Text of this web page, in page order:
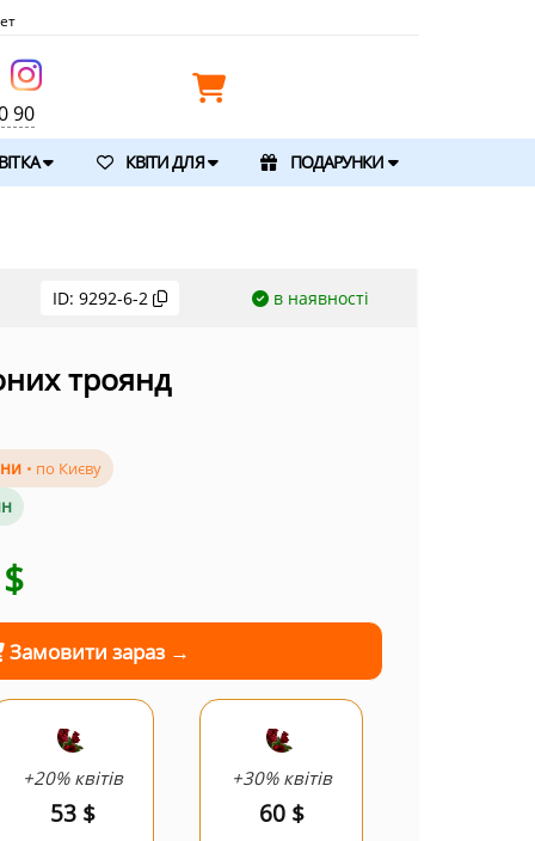
90
КВІТИ ДЛЯ ПОДАРУНКИ
ID: 9292-6-2 в наявності
троянд
• по Києву
$
Замовити зараз →
+20% квітів
53 $
+30% квітів
60 $